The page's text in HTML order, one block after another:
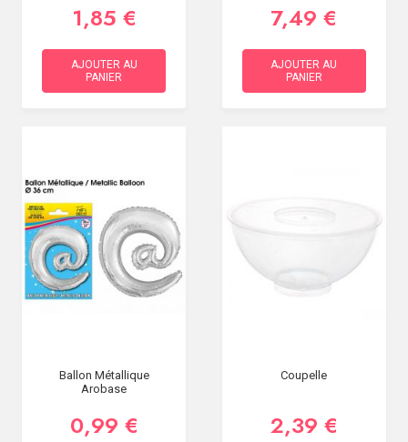
1,85 €
AJOUTER AU
PANIER
7,49 €
AJOUTER AU
PANIER
Ballon Métallique
Arobase
0,99 €
Coupelle
2,39 €